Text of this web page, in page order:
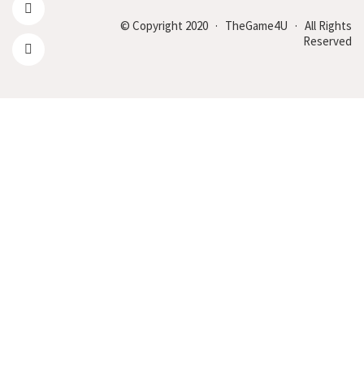
© Copyright 2020 · TheGame4U · All Rights
Reserved